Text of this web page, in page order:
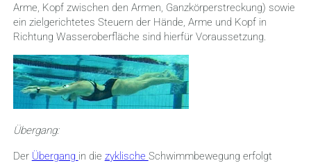
Arme, Kopf zwischen den Armen, Ganzkörperstreckung) sowie
ein zielgerichtetes Steuern der Hände, Arme und Kopf in
Richtung Wasseroberfläche sind hierfür Voraussetzung.
Übergang:
Der Übergang in die zyklische Schwimmbewegung erfolgt